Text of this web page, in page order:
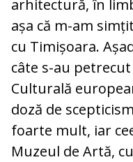
arhitectură, în
așa că m-am
cu Timișoara.
câte s-au
Culturală
doză de
foarte mult, iar
Muzeul de Artă,